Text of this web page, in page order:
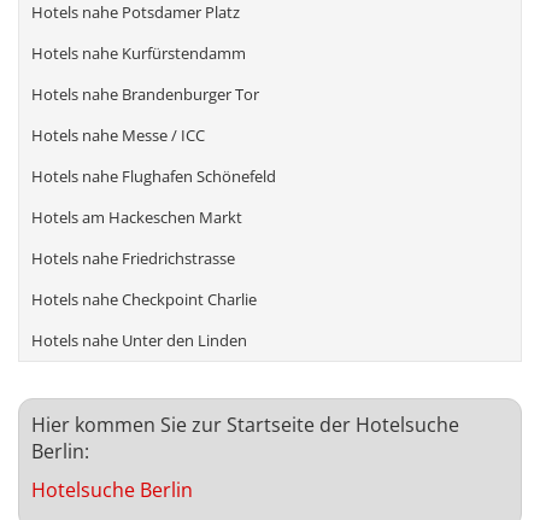
Hotels nahe Potsdamer Platz
Hotels nahe Kurfürstendamm
Hotels nahe Brandenburger Tor
Hotels nahe Messe / ICC
Hotels nahe Flughafen Schönefeld
Hotels am Hackeschen Markt
Hotels nahe Friedrichstrasse
Hotels nahe Checkpoint Charlie
Hotels nahe Unter den Linden
Hier kommen Sie zur Startseite der Hotelsuche
Berlin:
Hotelsuche Berlin